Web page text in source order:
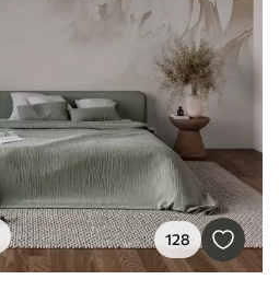
128